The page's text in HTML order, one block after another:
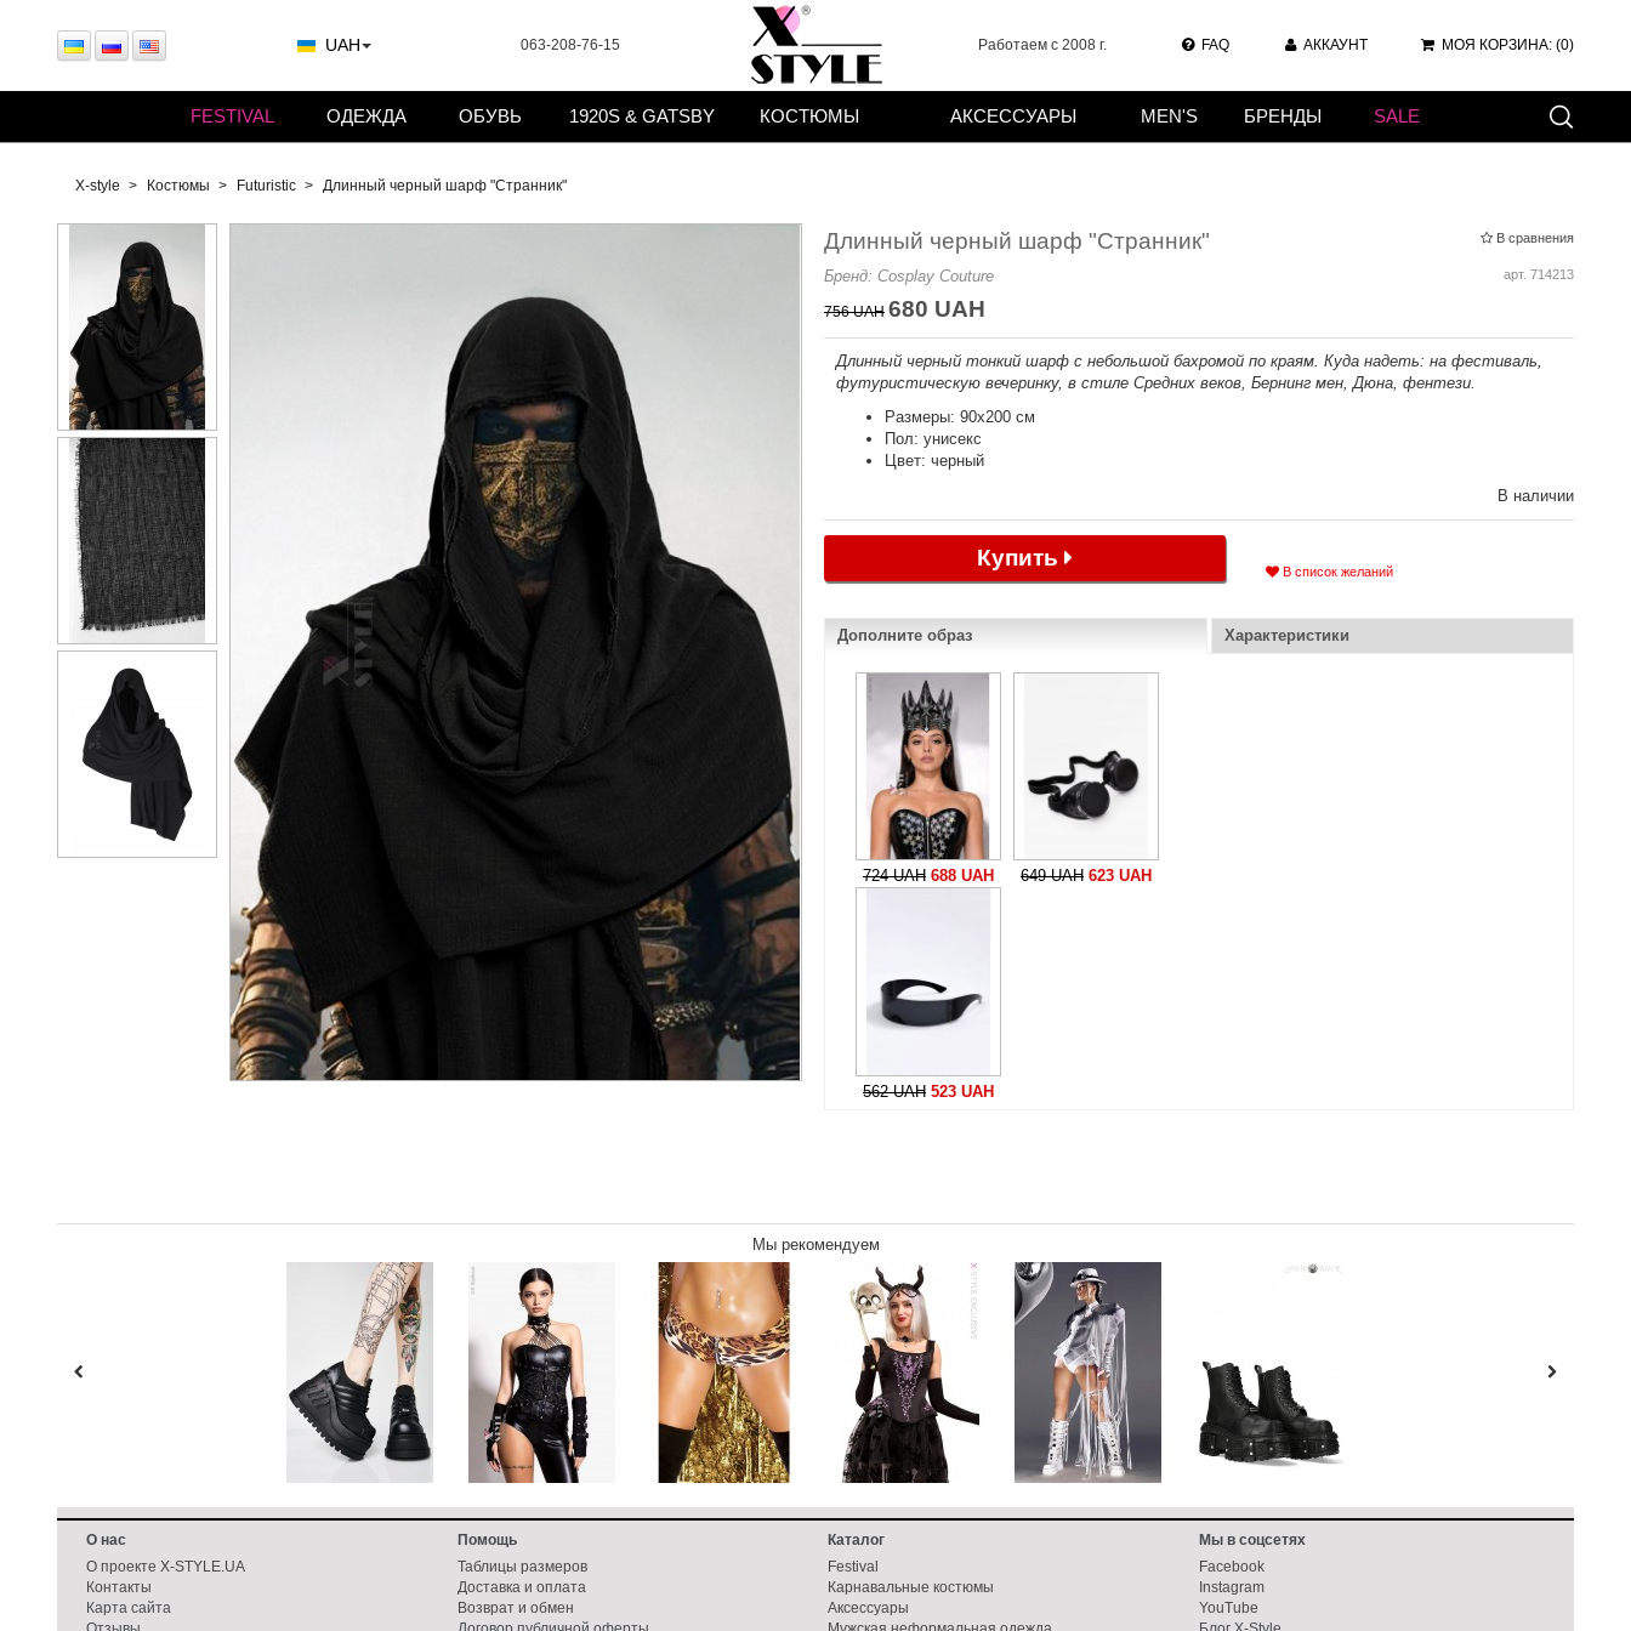
UAH 063-208-76-15 Работаем с 2008 г. FAQ АККАУНТ МОЯ КОРЗИНА: (0)
X-style Костюмы Futuristic Длинный черный шарф "Странник"
В сравнения
Длинный черный шарф "Странник"
арт. 714213
Бренд: Cosplay Couture
756 UAH 680 UAH
Длинный черный тонкий шарф с небольшой бахромой по краям. Куда надеть: на фестиваль,
футуристическую вечеринку, в стиле Средних веков, Бернинг мен, Дюна, фентези.
Размеры: 90х200 см
Пол: унисекс
Цвет: черный
В наличии
Купить
В список желаний
Дополните образ Характеристики
724 UAH 688 UAH 649 UAH 623 UAH
562 UAH 523 UAH
Мы рекомендуем
FESTIVAL ОДЕЖДА ОБУВЬ 1920S & GATSBY КОСТЮМЫ АКСЕССУАРЫ MEN'S БРЕНДЫ SALE
О нас
О проекте X-STYLE.UA
Контакты
Карта сайта
Помощь
Таблицы размеров
Доставка и оплата
Возврат и обмен
Каталог
Festival
Карнавальные костюмы
Аксессуары
Мы в соцсетях
Facebook
Instagram
YouTube